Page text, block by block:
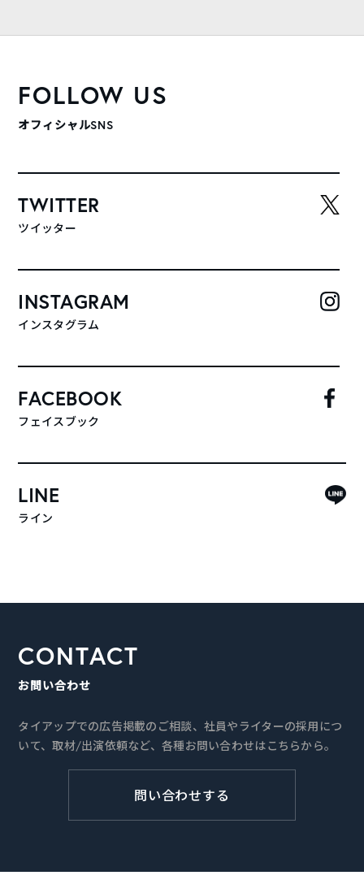
FOLLOW US
オフィシャルSNS
TWITTER
ツイッター
INSTAGRAM
インスタグラム
FACEBOOK
フェイスブック
LINE
ライン
CONTACT
お問い合わせ
タイアップでの広告掲載のご相談、社員やライターの採用につ
いて、取材/出演依頼など、各種お問い合わせはこちらから。
問い合わせする